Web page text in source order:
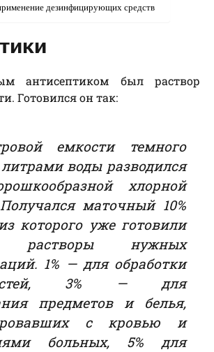
дезинфицирующих средств
антисептиком был раствор
Готовился он так:
емкости темного
литрами воды разводился
хлорной
маточный 10%
которого уже готовили
растворы нужных
1% — для обработки
3% — для
предметов и белья,
с кровью и
больных, 5% для